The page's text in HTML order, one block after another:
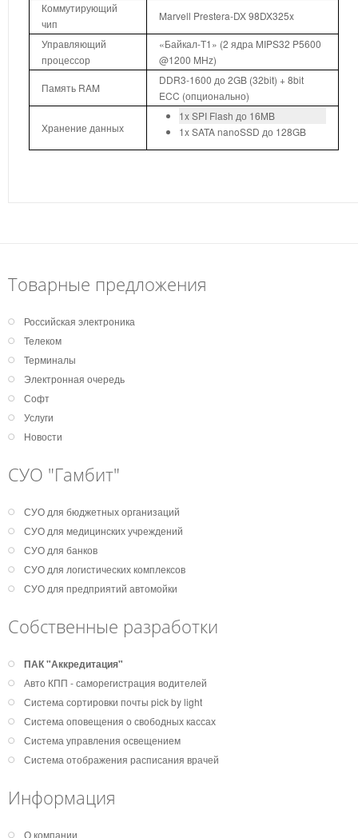
Коммутирующий
чип
Marvell Prestera-DX 98DX325x
Управляющий
процессор
«Байкал-Т1» (2 ядра MIPS32 P5600
@1200 MHz)
Память RAM
DDR3-1600 до 2GB (32bit) + 8bit
ECC (опционально)
Хранение данных
1x SPI Flash до 16MB
1x SATA nanoSSD до 128GB
Товарные предложения
Российская электроника
Телеком
Терминалы
Электронная очередь
Софт
Услуги
Новости
СУО "Гамбит"
СУО для бюджетных организаций
СУО для медицинских учреждений
СУО для банков
СУО для логистических комплексов
СУО для предприятий автомойки
Собственные разработки
ПАК "Аккредитация"
Авто КПП - саморегистрация водителей
Система сортировки почты pick by light
Система оповещения о свободных кассах
Система управления освещением
Система отображения расписания врачей
Информация
О компании